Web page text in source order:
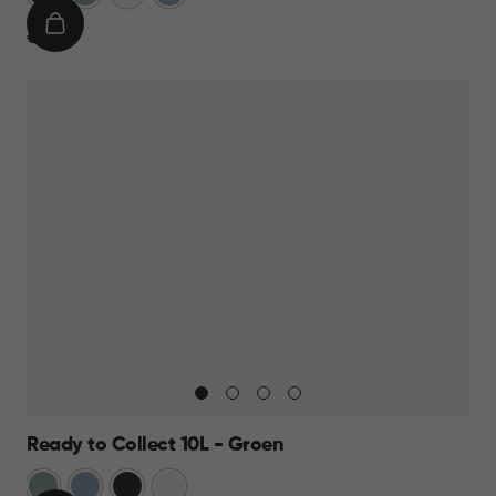
€
€ 9,95
IN
Ready to Collect 10L - Groen
GroenBlauwDonkergrijs